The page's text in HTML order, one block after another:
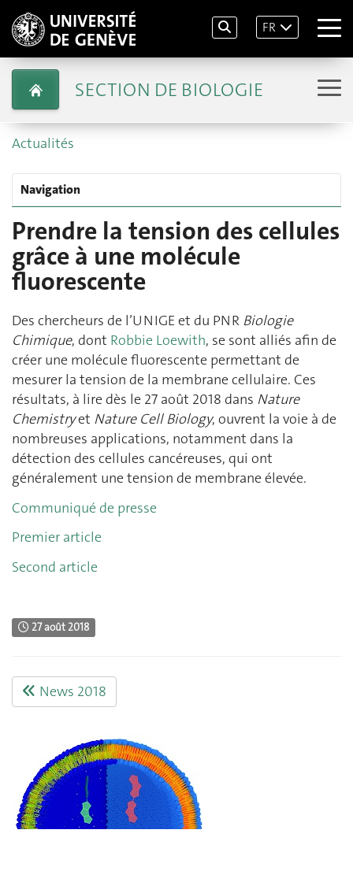
FR
SECTION DE BIOLOGIE
Actualités
Navigation
Prendre la tension des cellules
grâce à une molécule
fluorescente
Des chercheurs de l’UNIGE et du PNR Biologie
Chimique, dont Robbie Loewith, se sont alliés afin de
créer une molécule fluorescente permettant de
mesurer la tension de la membrane cellulaire. Ces
résultats, à lire dès le 27 août 2018 dans Nature
Chemistryet Nature Cell Biology, ouvrent la voie à de
nombreuses applications, notamment dans la
détection des cellules cancéreuses, qui ont
généralement une tension de membrane élevée.
Communiqué de presse
Premier article
Second article
27 août 2018
News 2018